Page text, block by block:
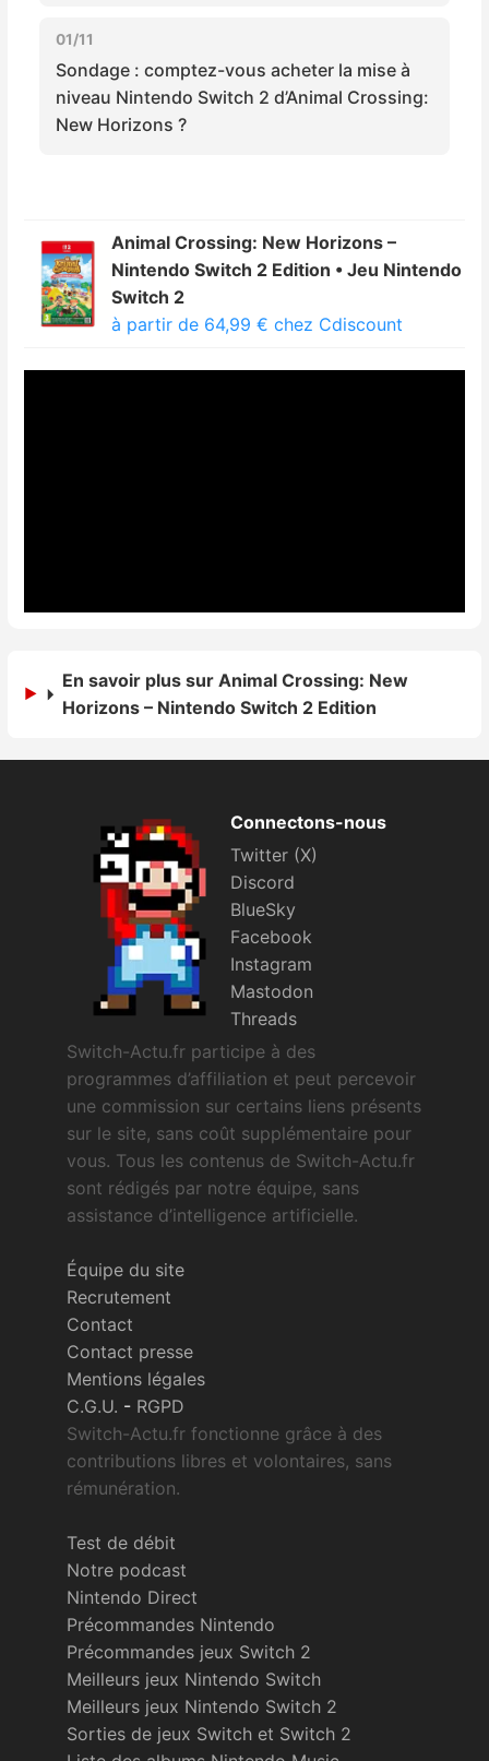
01/11
Sondage : comptez-vous acheter la mise à
niveau Nintendo Switch 2 d’Animal Crossing:
New Horizons ?
Animal Crossing: New Horizons –
Nintendo Switch 2 Edition • Jeu Nintendo
Switch 2
à partir de 64,99 € chez Cdiscount
En savoir plus sur Animal Crossing: New
Horizons – Nintendo Switch 2 Edition
Connectons-nous
Twitter (X)
Discord
BlueSky
Facebook
Instagram
Mastodon
Threads
Switch-Actu.fr participe à des
programmes d’affiliation et peut percevoir
une commission sur certains liens présents
sur le site, sans coût supplémentaire pour
vous. Tous les contenus de Switch-Actu.fr
sont rédigés par notre équipe, sans
assistance d’intelligence artificielle.
Équipe du site
Recrutement
Contact
Contact presse
Mentions légales
C.G.U. - RGPD
Switch-Actu.fr fonctionne grâce à des
contributions libres et volontaires, sans
rémunération.
Test de débit
Notre podcast
Nintendo Direct
Précommandes Nintendo
Précommandes jeux Switch 2
Meilleurs jeux Nintendo Switch
Meilleurs jeux Nintendo Switch 2
Sorties de jeux Switch et Switch 2